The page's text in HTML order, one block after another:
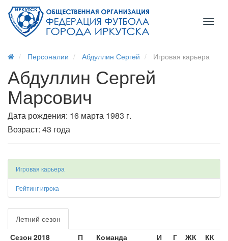
Персоналии Абдуллин Сергей Игровая карьера
Абдуллин Сергей
Марсович
Дата рождения: 16 марта 1983 г.
Возраст: 43 года
Игровая карьера
Рейтинг игрока
Летний сезон
Сезон 2018
П Команда И Г ЖК
КК